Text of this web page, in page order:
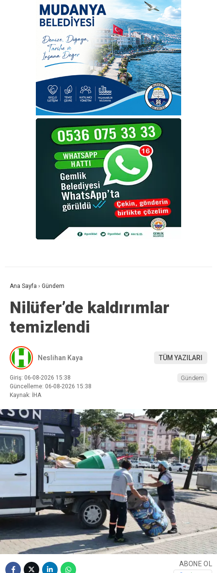
Ana Sayfa › Gündem
Nilüfer’de kaldırımlar
temizlendi
Neslihan Kaya TÜM YAZILARI
Giriş: 06-08-2026 15:38
Güncelleme: 06-08-2026 15:38
Kaynak: İHA
Gündem
ABONE OL